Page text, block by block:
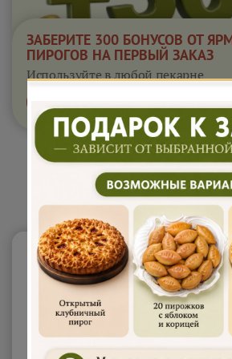
ЗАБЕРИТЕ 300 БОНУСОВ ОТ
ПИРОГОВ НА ПЕРВЫЙ ЗАКАЗ
Используйте в любой пекарне
Полбяные
"Николай-